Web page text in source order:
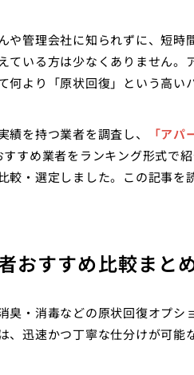
や管理会社に知られずに、短時
いる方は少なくありません。
より「原状回復」という高い
を持つ業者を調査し、
「ア
すめ業者をランキング形式で
・選定しました。この記事を
おすすめ比較まと
・消毒などの原状回復オプシ
、迅速かつ丁寧な仕分けが可能